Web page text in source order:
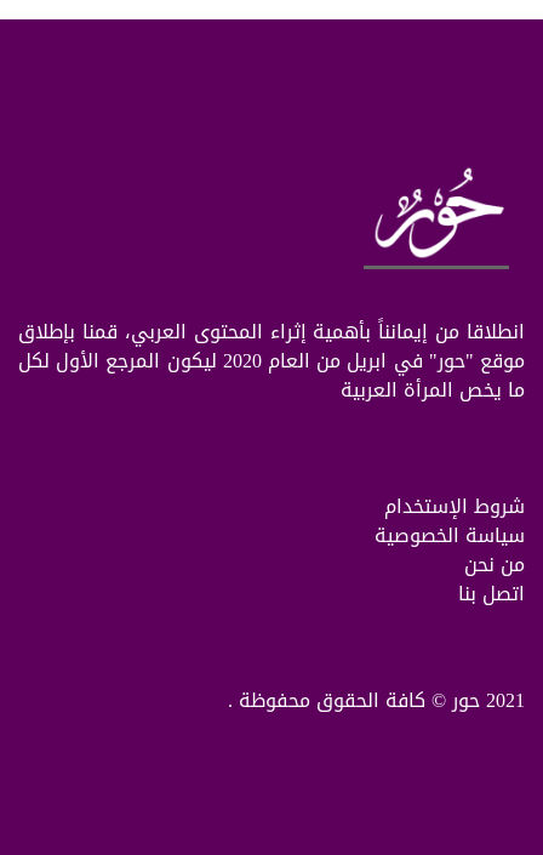
انطلاقا من إيمانناً بأهمية إثراء المحتوى العربي، قمنا بإطلاق
موقع "حور" في ابريل من العام 2020 ليكون المرجع الأول لكل
ما يخص المرأة العربية
شروط الإستخدام
سياسة الخصوصية
من نحن
اتصل بنا
2021 حور © كافة الحقوق محفوظة .